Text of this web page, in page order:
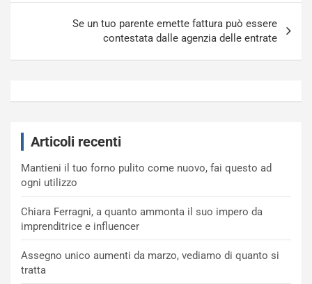
Se un tuo parente emette fattura può essere
contestata dalle agenzia delle entrate
Articoli recenti
Mantieni il tuo forno pulito come nuovo, fai questo ad
ogni utilizzo
Chiara Ferragni, a quanto ammonta il suo impero da
imprenditrice e influencer
Assegno unico aumenti da marzo, vediamo di quanto si
tratta